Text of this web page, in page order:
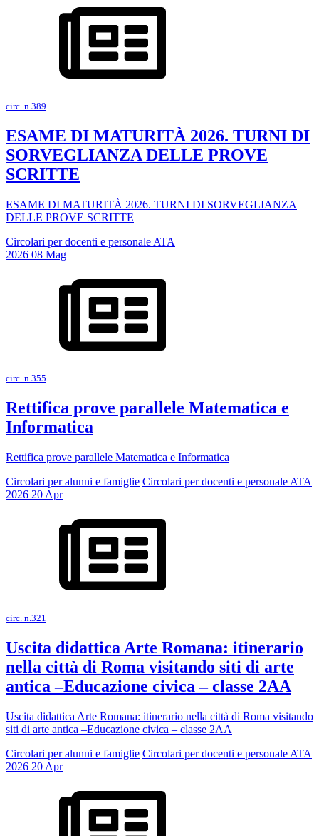
circ. n.389
ESAME DI MATURITÀ 2026. TURNI DI
SORVEGLIANZA DELLE PROVE
SCRITTE
ESAME DI MATURITÀ 2026. TURNI DI SORVEGLIANZA
DELLE PROVE SCRITTE
Circolari per docenti e personale ATA
2026 08 Mag
circ. n.355
Rettifica prove parallele Matematica e
Informatica
Rettifica prove parallele Matematica e Informatica
Circolari per alunni e famiglie Circolari per docenti e personale ATA
2026 20 Apr
circ. n.321
Uscita didattica Arte Romana: itinerario
nella città di Roma visitando siti di arte
antica –Educazione civica – classe 2AA
Uscita didattica Arte Romana: itinerario nella città di Roma visitando
siti di arte antica –Educazione civica – classe 2AA
Circolari per alunni e famiglie Circolari per docenti e personale ATA
2026 20 Apr